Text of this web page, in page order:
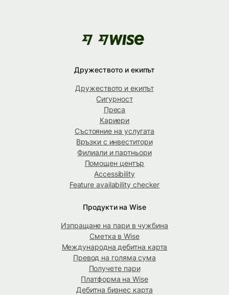
Дружеството и екипът
Дружеството и екипът
Сигурност
Преса
Кариери
Състояние на услугата
Връзки с инвеститори
Филиали и партньори
Помощен център
Accessibility
Feature availability checker
Продукти на Wise
Изпращане на пари в чужбина
Сметка в Wise
Международна дебитна карта
Превод на голяма сума
Получете пари
Платформа на Wise
Дебитна бизнес карта